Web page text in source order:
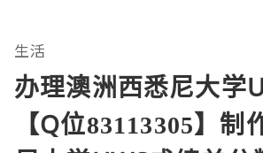
生活
办理澳洲西悉尼大学
【Q位83113305】制